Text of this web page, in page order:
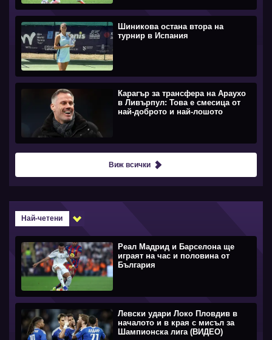
Шиникова остана втора на
турнир в Испания
Карагър за трансфера на Араухо
в Ливърпул: Това е смесица от
най-доброто и най-лошото
Виж всички
Най-четени
Реал Мадрид и Барселона ще
играят на час и половина от
България
Левски удари Локо Пловдив в
началото и в края с мисъл за
Шампионска лига (ВИДЕО)